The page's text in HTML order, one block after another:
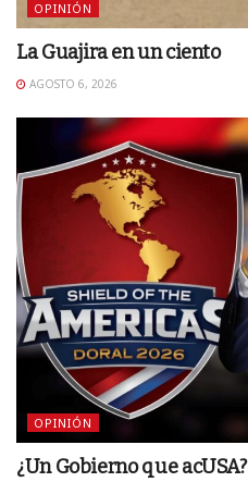
OPINIÓN
La Guajira en un ciento
AGOSTO 6, 2026
OPINIÓN
¿Un Gobierno que acUSA?